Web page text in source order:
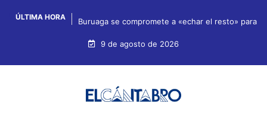
ÚLTIMA HORA Buruaga se compromete a «echar el resto» para
9 de agosto de 2026